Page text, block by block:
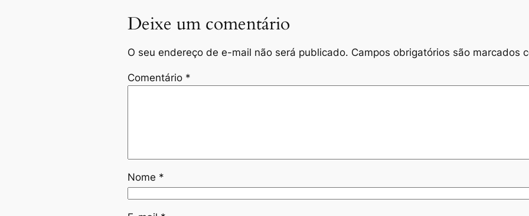
Deixe um comentário
O seu endereço de e-mail não será publicado. Campos obrigatórios são marcados
Comentário *
Nome *